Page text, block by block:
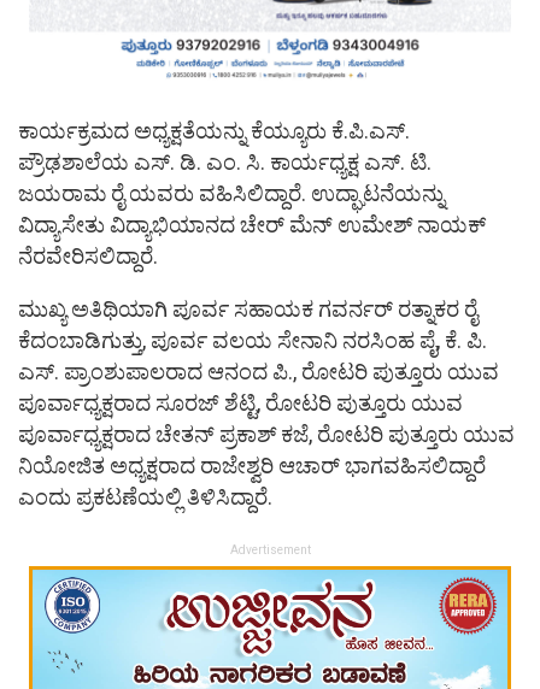
ಕಾರ್ಯಕ್ರಮದ ಅಧ್ಯಕ್ಷತೆಯನ್ನು ಕೆಯ್ಯೂರು ಕೆ.ಪಿ.ಎಸ್.
ಪ್ರೌಢಶಾಲೆಯ ಎಸ್. ಡಿ. ಎಂ. ಸಿ. ಕಾರ್ಯಧ್ಯಕ್ಷ ಎಸ್. ಟಿ.
ಜಯರಾಮ ರೈ ಯವರು ವಹಿಸಿಲಿದ್ದಾರೆ. ಉದ್ಘಾಟನೆಯನ್ನು
ವಿದ್ಯಾಸೇತು ವಿದ್ಯಾಭಿಯಾನದ ಚೇರ್ ಮೆನ್ ಉಮೇಶ್ ನಾಯಕ್
ನೆರವೇರಿಸಲಿದ್ದಾರೆ.
ಮುಖ್ಯ ಅತಿಥಿಯಾಗಿ ಪೂರ್ವ ಸಹಾಯಕ ಗವರ್ನರ್ ರತ್ನಾಕರ ರೈ
ಕೆದಂಬಾಡಿಗುತ್ತು, ಪೂರ್ವ ವಲಯ ಸೇನಾನಿ ನರಸಿಂಹ ಪೈ, ಕೆ. ಪಿ.
ಎಸ್. ಪ್ರಾಂಶುಪಾಲರಾದ ಆನಂದ ಪಿ., ರೋಟರಿ ಪುತ್ತೂರು ಯುವ
ಪೂರ್ವಾಧ್ಯಕ್ಷರಾದ ಸೂರಜ್ ಶೆಟ್ಟಿ, ರೋಟರಿ ಪುತ್ತೂರು ಯುವ
ಪೂರ್ವಾಧ್ಯಕ್ಷರಾದ ಚೇತನ್ ಪ್ರಕಾಶ್ ಕಜೆ, ರೋಟರಿ ಪುತ್ತೂರು ಯುವ
ನಿಯೋಜಿತ ಅಧ್ಯಕ್ಷರಾದ ರಾಜೇಶ್ವರಿ ಆಚಾರ್ ಭಾಗವಹಿಸಲಿದ್ದಾರೆ
ಎಂದು ಪ್ರಕಟಣೆಯಲ್ಲಿ ತಿಳಿಸಿದ್ದಾರೆ.
Advertisement